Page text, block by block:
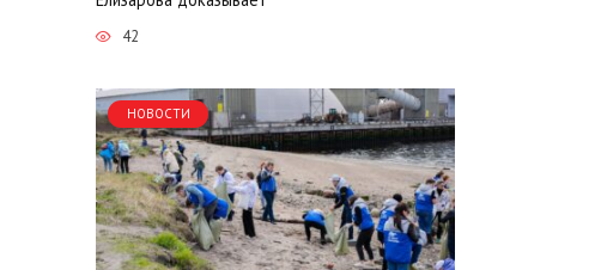
42
НОВОСТИ